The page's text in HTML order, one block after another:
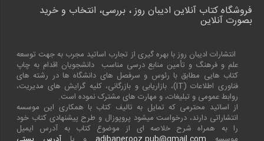
فروشگاه کتاب آنلاین ادیبان روز ، بررسی، انتخاب و خرید
بصورت آنلاین
انتشارات ادیبان روز با بهره گیری از تجارب اساتید مجرب به جهت توسعه
علم و فرهنگ و تأمین منابع درسی مناسب دانشجویان اقدام به چاپ
کتاب هایی مطابق با رئوس و سرفصل های دانشگاه ها در رشته های
فناوری اطلاعات (IT)، بازاریابی و بازرگانی، کلیه گرایش های مدیریت،
روابط عمومی و تبلیغات، و مهارت های مشترک نموده است.
از اساتید محترمی که تمایل به تالیف کتاب با همکاری این موسسه
انتشاراتی دارند، درخواست میشود پروپوزال و طرح پیشنهادی کتاب خود
را به همراه شرح خلاصه ای از موضوع کتاب به آدرس ایمیل